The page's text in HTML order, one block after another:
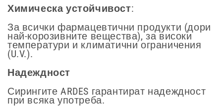
Химическа устойчивост:
За всички фармацевтични продукти (дори
най-корозивните вещества), за високи
температури и климатични ограничения
(U.V.).
Надеждност
Сирингите ARDES гарантират надеждност
при всяка употреба.